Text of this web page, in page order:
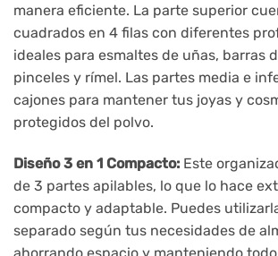
manera eficiente. La parte superior
cuadrados en 4 filas con diferentes
ideales para esmaltes de uñas, barras
pinceles y rímel. Las partes media e
cajones para mantener tus joyas y
protegidos del polvo.
Diseño 3 en 1 Compacto: Este
de 3 partes apilables, lo que lo hace
compacto y adaptable. Puedes
separado según tus necesidades de
ahorrando espacio y manteniendo todo